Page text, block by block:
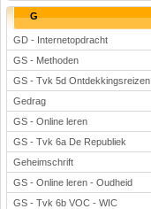
G
GD - Internetopdracht
GS - Methoden
GS - Tvk 5d Ontdekkingsreizen
Gedrag
GS - Online leren
GS - Tvk 6a De Republiek
Geheimschrift
GS - Online leren - Oudheid
GS - Tvk 6b VOC - WIC